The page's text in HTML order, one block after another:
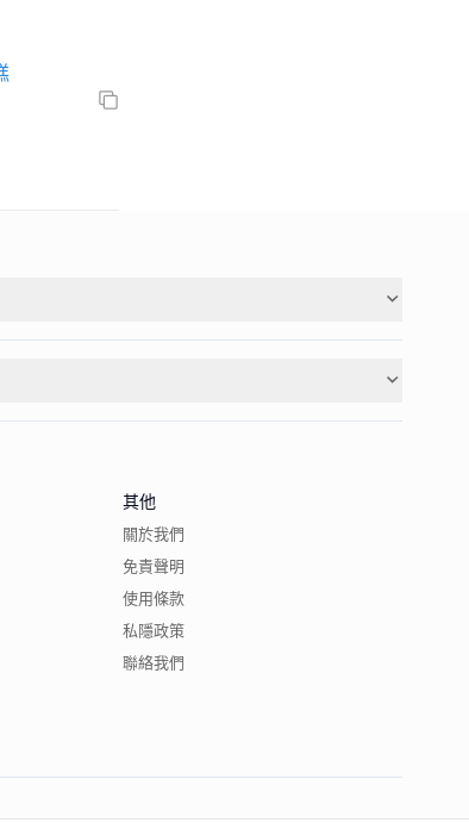
其他
關於我們
免責聲明
使用條款
私隱政策
聯絡我們